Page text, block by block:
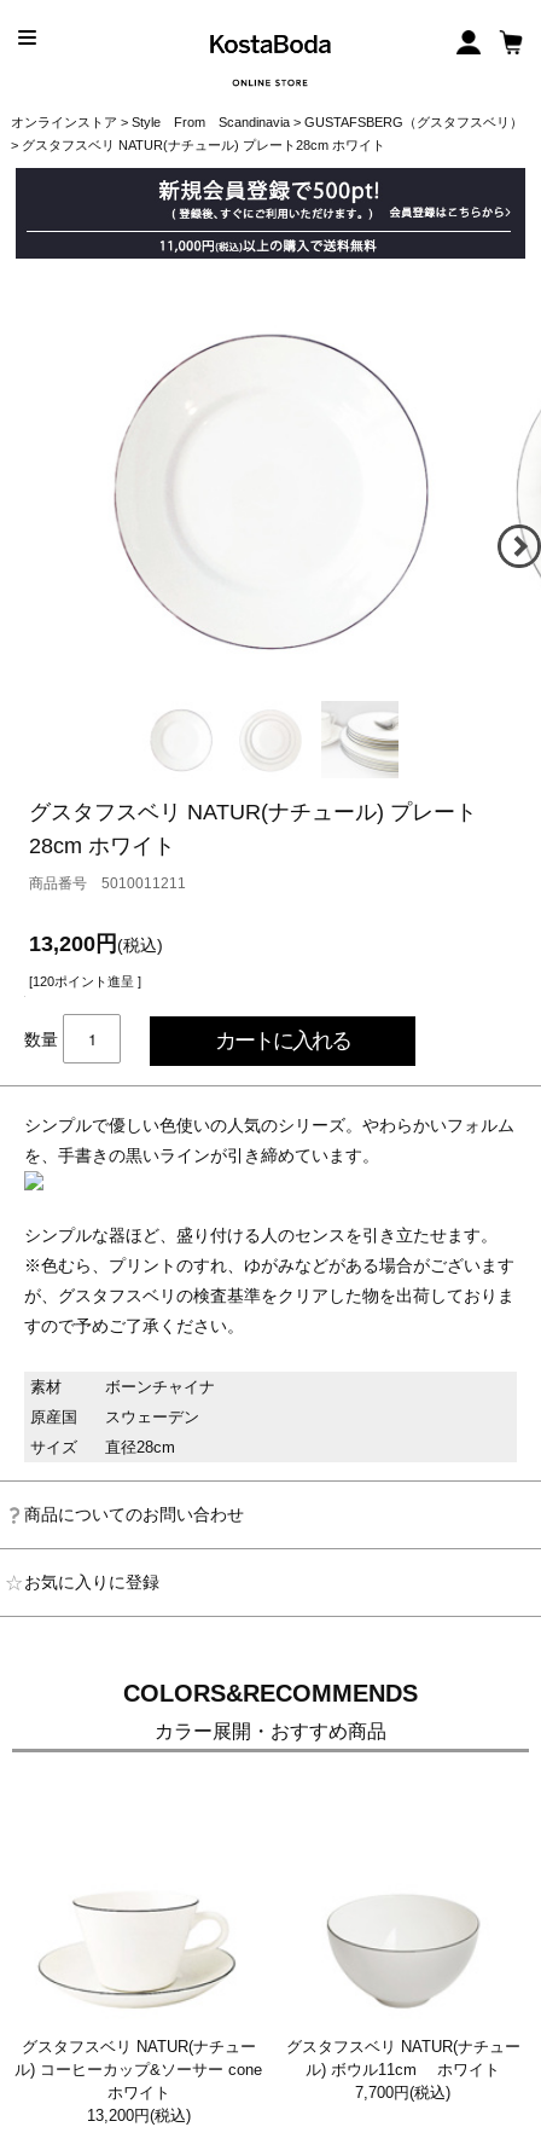
オンラインストア > Style From Scandinavia> GUSTAFSBERG（グスタフスベリ）
> グスタフスベリ NATUR(ナチュール) プレート28cm ホワイト
グスタフスベリ NATUR(ナチュール) プレート
28cm ホワイト
5010011211
13,200円(税込)
[120ポイント進呈 ]
数量
シンプルで優しい色使いの人気のシリーズ。やわらかいフォルム
を、手書きの黒いラインが引き締めています。
シンプルな器ほど、盛り付ける人のセンスを引き立たせます。
※色むら、プリントのすれ、ゆがみなどがある場合がございます
が、グスタフスベリの検査基準をクリアした物を出荷しておりま
すので予めご了承ください。
素材
ボーンチャイナ
原産国
スウェーデン
サイズ
直径28cm
商品についてのお問い合わせ
お気に入りに登録
COLORS&RECOMMENDS
カラー展開・おすすめ商品
グスタフスベリ NATUR(ナチュー
ル) コーヒーカップ&ソーサー cone
ホワイト
13,200円(税込)
グスタフスベリ NATUR(ナチュー
ル) ボウル11cm ホワイト
7,700円(税込)